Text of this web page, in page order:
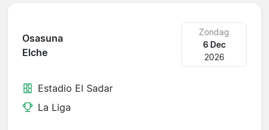
Osasuna
Elche
Zondag
6 Dec
2026
Estadio El Sadar
La Liga